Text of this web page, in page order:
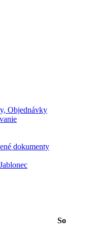
Objednávky
dokumenty
So